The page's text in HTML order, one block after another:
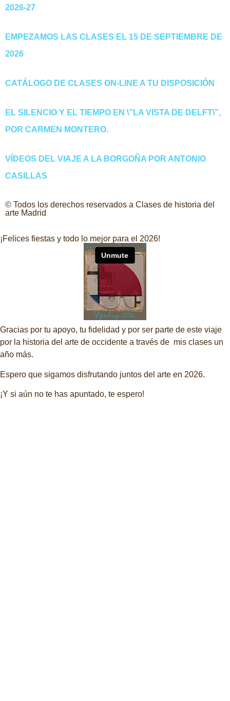
2026-27
EMPEZAMOS LAS CLASES EL 15 DE SEPTIEMBRE DE
2026
CATÁLOGO DE CLASES ON-LINE A TU DISPOSICIÓN
EL SILENCIO Y EL TIEMPO EN \”LA VISTA DE DELFT\”,
POR CARMEN MONTERO.
VÍDEOS DEL VIAJE A LA BORGOÑA POR ANTONIO
CASILLAS
© Todos los derechos reservados a Clases de historia del
arte Madrid
¡Felices fiestas y todo lo mejor para el 2026!
Gracias por tu apoyo, tu fidelidad y por ser parte de este viaje
por la historia del arte de occidente a través de mis clases un
año más.
Espero que sigamos disfrutando juntos del arte en 2026.
¡Y si aún no te has apuntado, te espero!